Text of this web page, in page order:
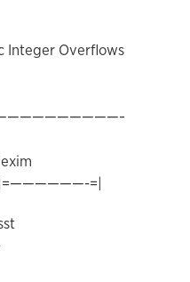
Overflows
]=——————-=|